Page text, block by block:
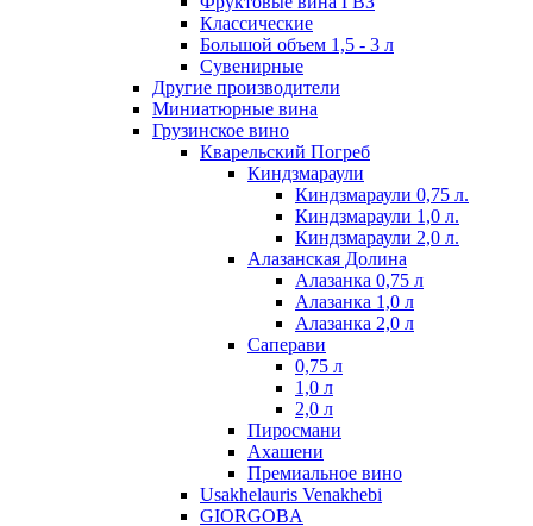
Классические
Большой объем 1,5 - 3 л
Сувенирные
Другие производители
Миниатюрные вина
Грузинское вино
Кварельский Погреб
Киндзмараули
Киндзмараули 0,75 л.
Киндзмараули 1,0 л.
Киндзмараули 2,0 л.
Алазанская Долина
Алазанка 0,75 л
Алазанка 1,0 л
Алазанка 2,0 л
Саперави
0,75 л
1,0 л
2,0 л
Пиросмани
Ахашени
Премиальное вино
Usakhelauris Venakhebi
GIORGOBA